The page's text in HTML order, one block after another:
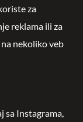
za
reklama ili za
nekoliko veb
sa Instagrama,